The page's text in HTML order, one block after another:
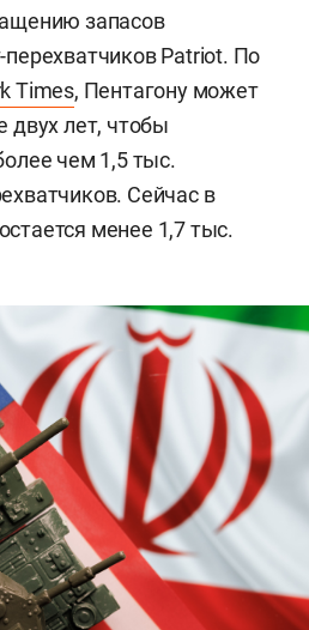
запасов
Patriot. По
Times, Пентагону может
двух лет, чтобы
чем 1,5 тыс.
Сейчас в
менее 1,7 тыс.